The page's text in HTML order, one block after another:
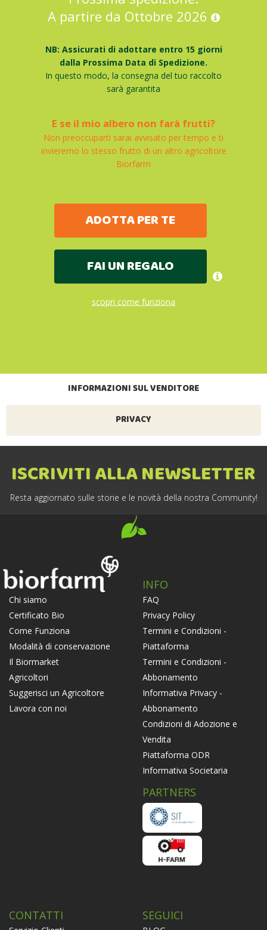
A partire da Ottobre 2026
NB: Assicurati di adottare entro 15 giorni
dalla Prossima Data di Spedizione.
In questo modo, la consegna del tuo raccolto
sarà garantita
E se il mio albero non farà frutti?
Non preoccuparti sarai avvisato per tempo e ti
invieremo lo stesso frutto di un altro agricoltore
Biorfarm
ADOTTA PER TE
FAI UN REGALO
scopri come funziona
INFORMAZIONI SUL VENDITORE
PRIVACY
ISCRIVITI ALLA NEWSLETTER
Resta aggiornato sulle storie e le novità della nostra Community!
Chi siamo
Certificato Bio
Come Funziona
Modalità di conservazione
Il Biormarket
Agricoltori
Suggerisci un Agricoltore
Lavora con noi
INFO
FAQ
Privacy Policy
Termini e Condizioni -
Piattaforma
Termini e Condizioni -
Abbonamento
Informativa Privacy -
Abbonamento
Condizioni di Adozione e
Vendita
Piattaforma ODR
Informativa Societaria
PARTNERS
CONTATTI SEGUICI